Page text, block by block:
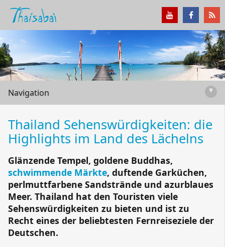
Navigation ▾
Thailand Sehenswürdigkeiten: die
Highlights im Land des Lächelns
Glänzende Tempel, goldene Buddhas,
schwimmende Märkte, duftende Garküchen,
perlmuttfarbene Sandstrände und azurblaues
Meer. Thailand hat den Touristen viele
Sehenswürdigkeiten zu bieten und ist zu
Recht eines der beliebtesten Fernreiseziele der
Deutschen.